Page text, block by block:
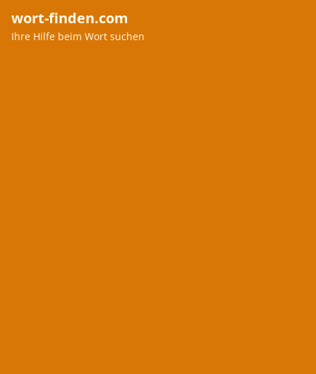
wort-finden.com
Ihre Hilfe beim Wort suchen